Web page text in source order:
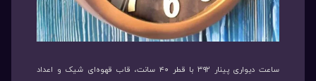
ساعت دیواری پینار ۳۹۲ با قطر ۴۰ سانت، قاب قهوه‌ای شیک و اعداد